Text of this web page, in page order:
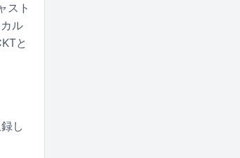
スト
ル
と
し